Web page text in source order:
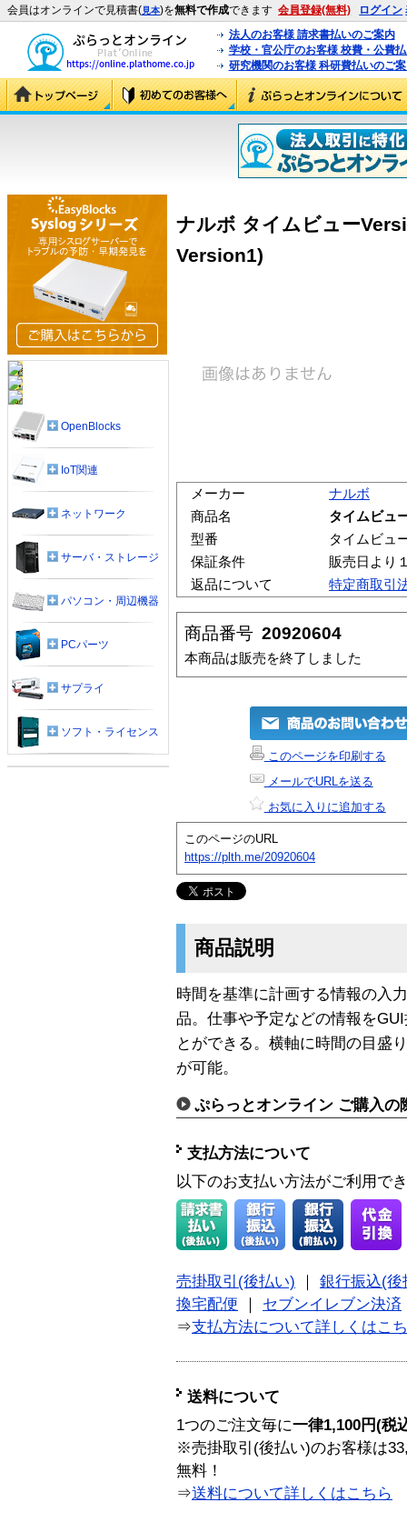
会員はオンラインで見積書(見本)を無料で作成できます 会員登録(無料) ログイン
法人のお客様 請求書払いのご案内
学校・官公庁のお客様 校費・公費
研究機関のお客様 科研費払いのご
ナルボ タイムビュー
Version1)
メーカー
ナルボ
商品名
タイムビュ
型番
タイムビュ
保証条件
販売日より
返品について
特定商取引
商品番号 20920604
本商品は販売を終了しました
このページを印刷する
メールでURLを送る
お気に入りに追加する
このページのURL
https://plth.me/20920604
商品説明
時間を基準に計画する情報の入
品。仕事や予定などの情報を
とができる。横軸に時間の目盛
が可能。
ぷらっとオンライン ご購入の
支払方法について
以下のお支払い方法がご利用で
売掛取引(後払い)
銀行振込(後
換宅配便
セブンイレブン決済
⇒支払方法について詳しくはこ
送料について
1つのご注文毎に一律1,100円(税
※売掛取引(後払い)のお客様は
無料！
⇒送料について詳しくはこちら
OpenBlocks
IoT関連
ネットワーク
サーバ・ストレージ
パソコン・周辺機器
PCパーツ
サプライ
ソフト・ライセンス